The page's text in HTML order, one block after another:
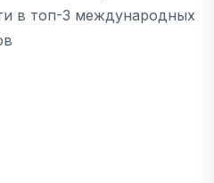
в топ-3 международных